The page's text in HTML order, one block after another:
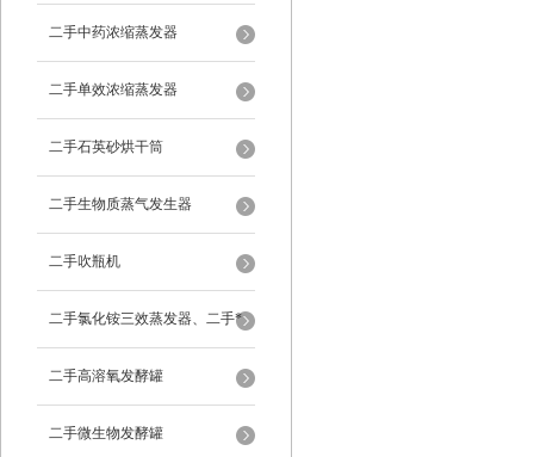
二手中药浓缩蒸发器
二手单效浓缩蒸发器
二手石英砂烘干筒
二手生物质蒸气发生器
二手吹瓶机
二手氯化铵三效蒸发器、二手*
蒸发器
二手高溶氧发酵罐
二手微生物发酵罐